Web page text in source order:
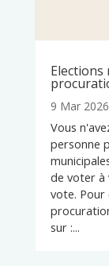
Elections
9 Mar 2026
Vous
personne
de voter à
vote. Pour
sur :...